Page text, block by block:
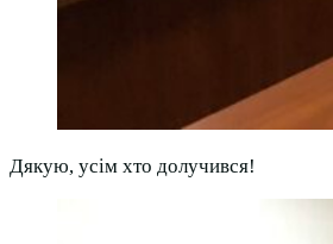
Дякую, усім хто долучився!